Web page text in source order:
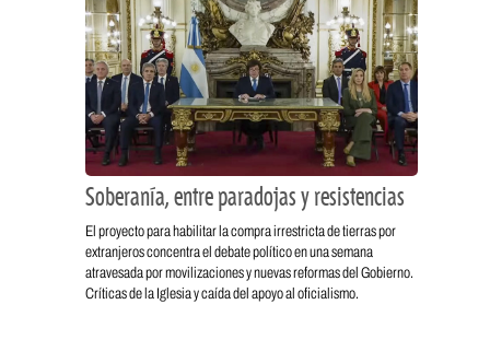
Soberanía, entre paradojas y resistencias
El proyecto para habilitar la compra irrestricta de tierras por
extranjeros concentra el debate político en una semana
atravesada por movilizaciones y nuevas reformas del Gobierno.
Críticas de la Iglesia y caída del apoyo al oficialismo.